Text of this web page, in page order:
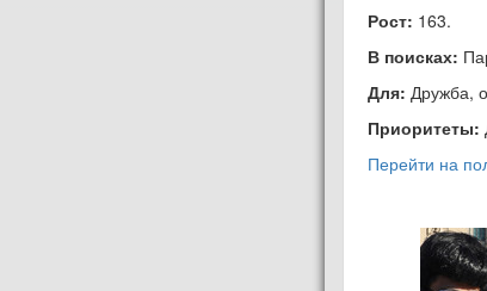
Рост: 163.
В поисках:
Для: Дружба,
Приоритеты:
Перейти на